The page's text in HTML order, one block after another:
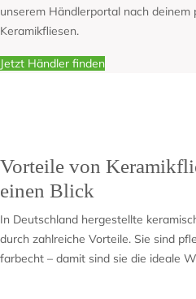
unserem Händlerportal nach deinem
Keramikfliesen.
Jetzt Händler finden
Vorteile von
einen Blick
In Deutschland hergestellte
durch zahlreiche Vorteile. Sie sind
farbecht – damit sind sie die ideale